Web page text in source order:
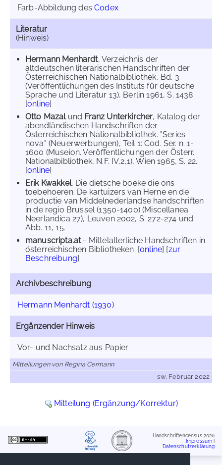
Farb-Abbildung desCodex
Literatur
(Hinweis)
Hermann Menhardt, Verzeichnis der
altdeutschen literarischen Handschriften der
Österreichischen Nationalbibliothek, Bd. 3
(Veröffentlichungen des Instituts für deutsche
Sprache und Literatur 13), Berlin 1961, S. 1438.
[online]
Otto Mazalund Franz Unterkircher, Katalog der
abendländischen Handschriften der
Österreichischen Nationalbibliothek. "Series
nova" (Neuerwerbungen), Teil 1: Cod. Ser. n. 1-
1600 (Museion. Veröffentlichungen der Österr.
Nationalbibliothek, N.F. IV,2,1), Wien 1965, S. 22.
[online]
Erik Kwakkel, Die dietsche boeke die ons
toebehoeren. De kartuizers van Herne en de
productie van Middelnederlandse handschriften
in de regio Brussel (1350-1400) (Miscellanea
Neerlandica 27), Leuven 2002, S. 272-274 und
Abb. 11, 15.
manuscripta.at- Mittelalterliche Handschriften in
österreichischen Bibliotheken. [online] [zur
Beschreibung]
Archivbeschreibung
Hermann Menhardt (1930)
Ergänzender Hinweis
Vor- und Nachsatz aus Papier
Mitteilungen von Regina Cermann
sw, Februar 2022
Mitteilung (Ergänzung/Korrektur)
Handschriftencensus 2026
Impressum
Datenschutzerklärung